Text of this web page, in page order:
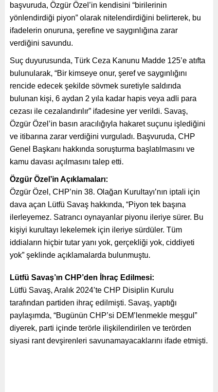
başvuruda, Özgür Özel’in kendisini “birilerinin
yönlendirdiği piyon” olarak nitelendirdiğini belirterek, bu
ifadelerin onuruna, şerefine ve saygınlığına zarar
verdiğini savundu.
Suç duyurusunda, Türk Ceza Kanunu Madde 125’e atıfta
bulunularak, “Bir kimseye onur, şeref ve saygınlığını
rencide edecek şekilde sövmek suretiyle saldırıda
bulunan kişi, 6 aydan 2 yıla kadar hapis veya adli para
cezası ile cezalandırılır” ifadesine yer verildi. Savaş,
Özgür Özel’in basın aracılığıyla hakaret suçunu işlediğini
ve itibarına zarar verdiğini vurguladı. Başvuruda, CHP
Genel Başkanı hakkında soruşturma başlatılmasını ve
kamu davası açılmasını talep etti.
Özgür Özel’in Açıklamaları:
Özgür Özel, CHP’nin 38. Olağan Kurultayı’nın iptali için
dava açan Lütfü Savaş hakkında, “Piyon tek başına
ilerleyemez. Satrancı oynayanlar piyonu ileriye sürer. Bu
kişiyi kurultayı lekelemek için ileriye sürdüler. Tüm
iddiaların hiçbir tutar yanı yok, gerçekliği yok, ciddiyeti
yok” şeklinde açıklamalarda bulunmuştu.
Lütfü Savaş’ın CHP’den İhraç Edilmesi:
Lütfü Savaş, Aralık 2024’te CHP Disiplin Kurulu
tarafından partiden ihraç edilmişti. Savaş, yaptığı
paylaşımda, “Bugünün CHP’si DEM’lenmekle meşgul”
diyerek, parti içinde terörle ilişkilendirilen ve terörden
siyasi rant devşirenleri savunamayacaklarını ifade etmişti.